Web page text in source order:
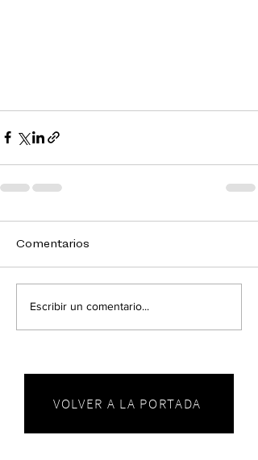
Comentarios
Escribir un comentario...
VOLVER A LA PORTADA